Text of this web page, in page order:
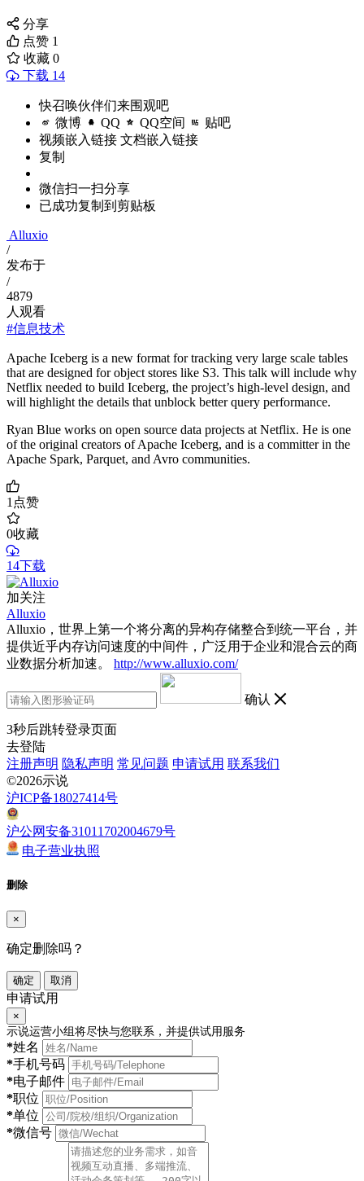
分享
点赞 1
收藏 0
下载 14
快召唤伙伴们来围观吧
微博 QQ QQ空间 贴吧
视频嵌入链接 文档嵌入链接
复制
微信扫一扫分享
已成功复制到剪贴板
Alluxio
/
发布于
/
4879
人观看
#信息技术
Apache Iceberg is a new format for tracking very large scale tables
that are designed for object stores like S3. This talk will include why
Netflix needed to build Iceberg, the project’s high-level design, and
will highlight the details that unblock better query performance.
Ryan Blue works on open source data projects at Netflix. He is one
of the original creators of Apache Iceberg, and is a committer in the
Apache Spark, Parquet, and Avro communities.
1点赞
0收藏
14下载
加关注
Alluxio
Alluxio，世界上第一个将分离的异构存储整合到统一平台，并
提供近乎内存访问速度的中间件，广泛用于企业和混合云的商
业数据分析加速。
http://www.alluxio.com/
确认
3秒后跳转登录页面
去登陆
注册声明 隐私声明 常见问题 申请试用 联系我们
©2026示说
沪ICP备18027414号
沪公网安备31011702004679号
电子营业执照
删除
×
确定删除吗？
确定 取消
申请试用
×
示说运营小组将尽快与您联系，并提供试用服务
*姓名
*手机号码
*电子邮件
*职位
*单位
*微信号